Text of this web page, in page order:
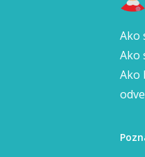
Ako
Ako
Ako